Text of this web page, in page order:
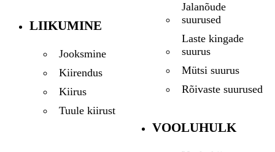
LIIKUMINE
Jooksmine
Kiirendus
Kiirus
Tuule kiirust
Jalanõude
suurused
Laste kingade
suurus
Mütsi suurus
Rõivaste suurused
VOOLUHULK